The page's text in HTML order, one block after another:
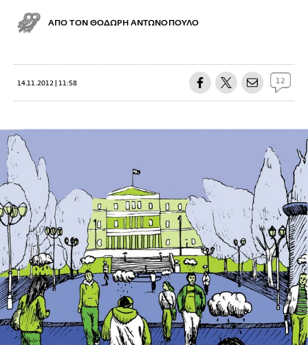
ΑΠΟ ΤΟΝ ΘΟΔΩΡΗ ΑΝΤΩΝΟΠΟΥΛΟ
14.11.2012 | 11:58 12